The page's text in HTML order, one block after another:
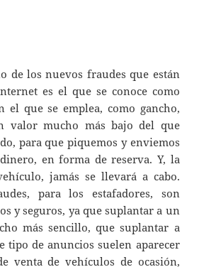
de los nuevos fraudes que están
es el que se conoce como
el que se emplea, como gancho,
valor mucho más bajo del que
para que piquemos y enviemos
en forma de reserva. Y, la
jamás se llevará a cabo.
para los estafadores, son
y seguros, ya que suplantar a un
más sencillo, que suplantar a
tipo de anuncios suelen aparecer
venta de vehículos de ocasión,